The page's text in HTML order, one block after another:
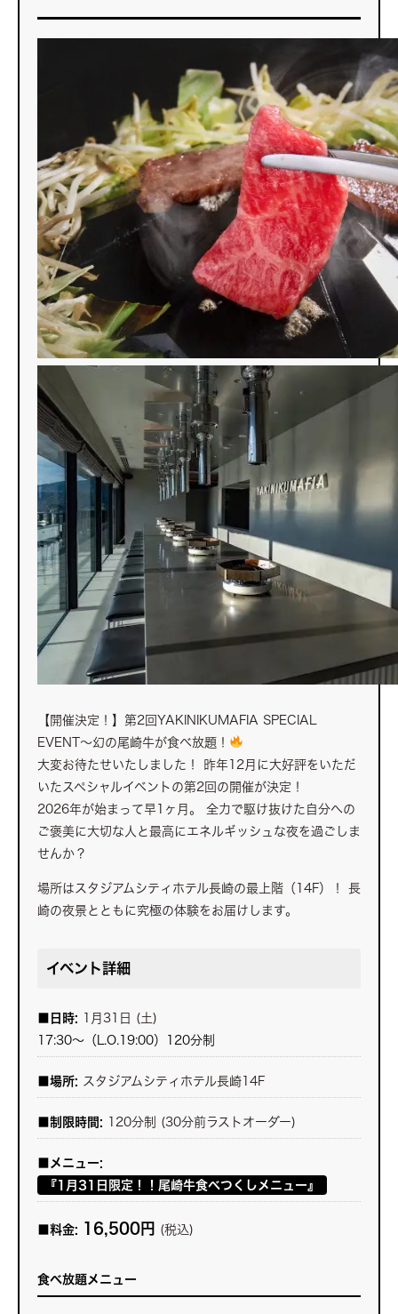
【開催決定！】第2回YAKINIKUMAFIA SPECIAL
EVENT～幻の尾崎牛が食べ放題！
大変お待たせいたしました！ 昨年12月に大好評をいただ
いたスペシャルイベントの第2回の開催が決定！
2026年が始まって早1ヶ月。 全力で駆け抜けた自分への
ご褒美に大切な人と最高にエネルギッシュな夜を過ごしま
せんか？
場所はスタジアムシティホテル長崎の最上階（14F）！ 長
崎の夜景とともに究極の体験をお届けします。
イベント詳細
■日時: 1月31日 (土)
17:30～（L.O.19:00）120分制
■場所: スタジアムシティホテル長崎14F
■制限時間: 120分制 (30分前ラストオーダー)
■メニュー:
『1月31日限定！！尾崎牛食べつくしメニュー』
■料金: 16,500円 (税込)
食べ放題メニュー